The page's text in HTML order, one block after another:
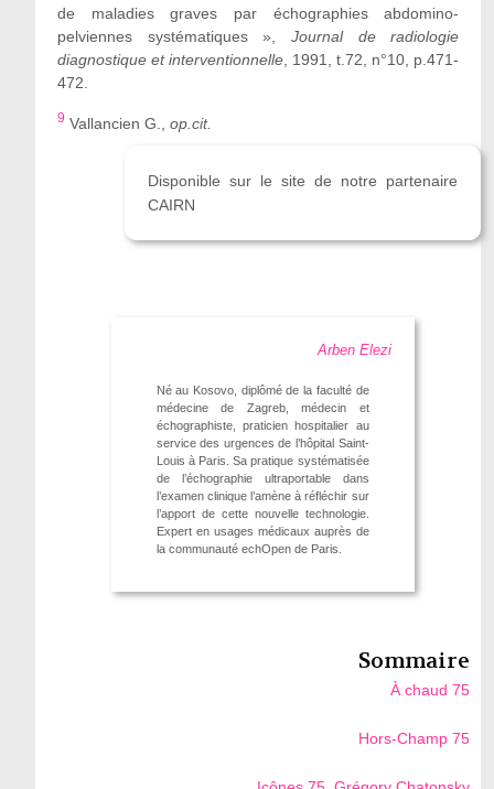
de maladies graves par échographies abdomino-
pelviennes systématiques », Journal de radiologie
diagnostique et interventionnelle , 1991, t.72, n°10, p.471-
472.
9 Vallancien G., op.cit.
Disponible sur le site de notre partenaire
CAIRN
Arben Elezi
Né au Kosovo, diplômé de la faculté de
médecine de Zagreb, médecin et
échographiste, praticien hospitalier au
service des urgences de l’hôpital Saint-
Louis à Paris. Sa pratique systématisée
de l’échographie ultraportable dans
l’examen clinique l’amène à réfléchir sur
l’apport de cette nouvelle technologie.
Expert en usages médicaux auprès de
la communauté echOpen de Paris.
Sommaire
À chaud 75
Hors-Champ 75